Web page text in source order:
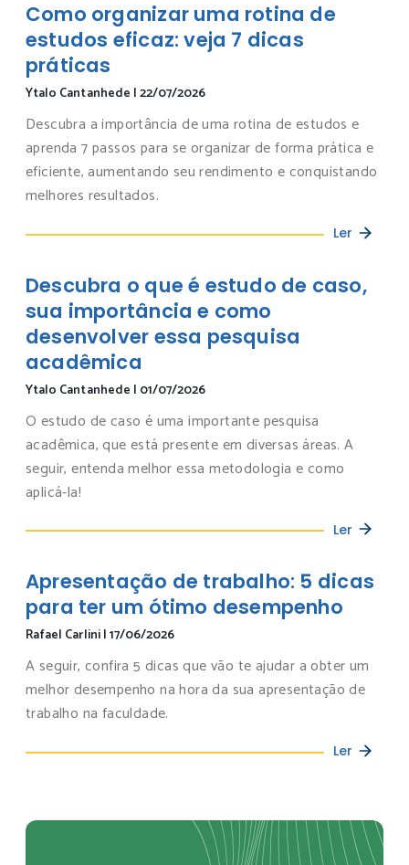
Como organizar uma rotina de
estudos eficaz: veja 7 dicas
práticas
Ytalo Cantanhede |22/07/2026
Descubra a importância de uma rotina de estudos e
aprenda 7 passos para se organizar de forma prática e
eficiente, aumentando seu rendimento e conquistando
melhores resultados.
Ler
Descubra o que é estudo de caso,
sua importância e como
desenvolver essa pesquisa
acadêmica
Ytalo Cantanhede | 01/07/2026
O estudo de caso é uma importante pesquisa
acadêmica, que está presente em diversas áreas. A
seguir, entenda melhor essa metodologia e como
aplicá-la!
Ler
Apresentação de trabalho: 5 dicas
para ter um ótimo desempenho
Rafael Carlini|17/06/2026
A seguir, confira 5 dicas que vão te ajudar a obter um
melhor desempenho na hora da sua apresentação de
trabalho na faculdade.
Ler